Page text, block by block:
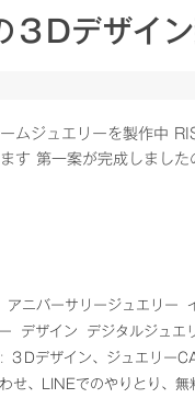
３Dデザイ
ムジュエリーを製作中
ます 第一案が完成しまし
アニバーサリージュエリー
デザイン デジタルジュエ
３Dデザイン、ジュエリー
せ、LINEでのやりとり、無